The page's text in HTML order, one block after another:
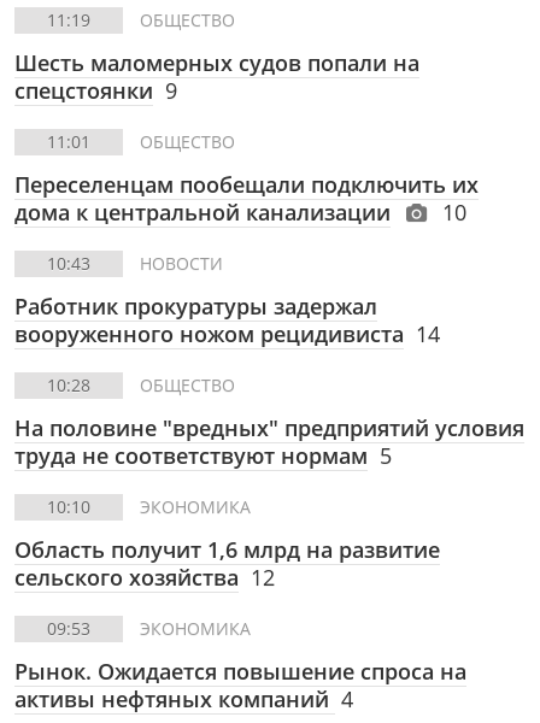
11:19 ОБЩЕСТВО
Шесть маломерных судов попали на
спецстоянки 9
11:01 ОБЩЕСТВО
Переселенцам пообещали подключить их
дома к центральной канализации
10
10:43 НОВОСТИ
Работник прокуратуры задержал
вооруженного ножом рецидивиста 14
10:28 ОБЩЕСТВО
На половине "вредных" предприятий условия
труда не соответствуют нормам 5
10:10 ЭКОНОМИКА
Область получит 1,6 млрд на развитие
сельского хозяйства 12
09:53 ЭКОНОМИКА
Рынок. Ожидается повышение спроса на
активы нефтяных компаний 4